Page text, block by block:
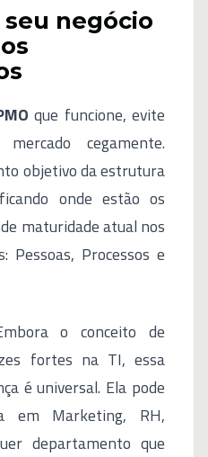
seu negócio
que funcione, evite
cegamente.
objetivo da estrutura
onde estão os
maturidade atual nos
Pessoas, Processos e
o conceito de
fortes na TI, essa
é universal. Ela pode
em Marketing, RH,
departamento que